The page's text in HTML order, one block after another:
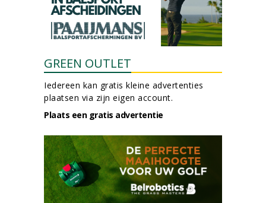
GREEN OUTLET
Iedereen kan gratis kleine advertenties
plaatsen via zijn eigen account.
Plaats een gratis advertentie